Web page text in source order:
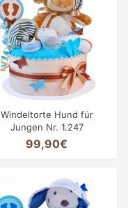
Windeltorte Hund für
Jungen Nr. 1.247
99,90€